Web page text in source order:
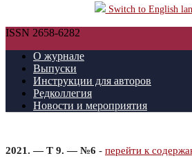
Switch to English
ISSN 2658-6282
О журнале
Выпуски
Инструкции для авторов
Редколлегия
Новости и мероприятия
2021. — Т 9. — №6 - перейти к